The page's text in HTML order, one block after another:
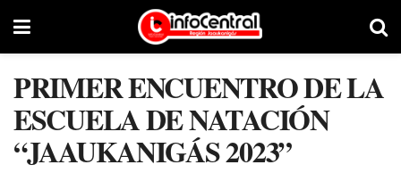
PRIMER ENCUENTRO DE LA
ESCUELA DE NATACIÓN
“JAAUKANIGÁS 2023”